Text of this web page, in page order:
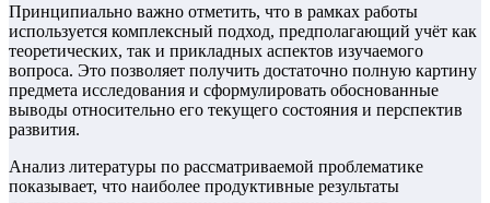
Принципиально важно отметить, что в рамках работы
используется комплексный подход, предполагающий учёт как
теоретических, так и прикладных аспектов изучаемого
вопроса. Это позволяет получить достаточно полную картину
предмета исследования и сформулировать обоснованные
выводы относительно его текущего состояния и перспектив
развития.
Анализ литературы по рассматриваемой проблематике
показывает, что наиболее продуктивные результаты